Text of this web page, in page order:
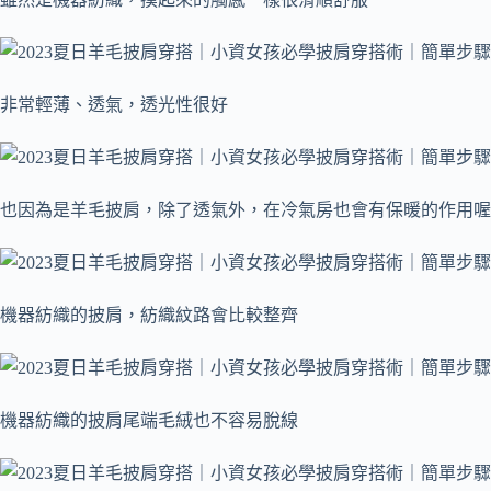
非常輕薄、透氣，透光性很好
也因為是羊毛披肩，除了透氣外，在冷氣房也會有保暖的作用
機器紡織的披肩，紡織紋路會比較整齊
機器紡織的披肩尾端毛絨也不容易脫線